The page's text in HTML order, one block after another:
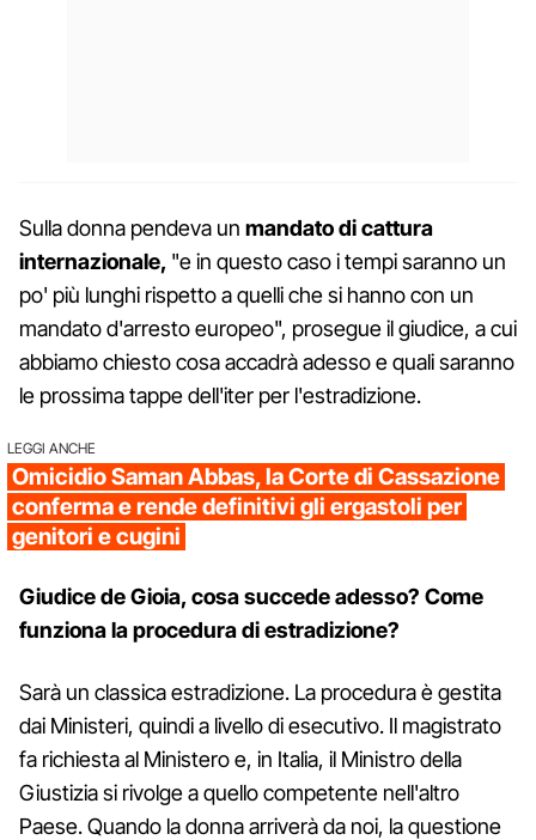
Sulla donna pendeva un mandato di cattura
internazionale, "e in questo caso i tempi saranno un
po' più lunghi rispetto a quelli che si hanno con un
mandato d'arresto europeo", prosegue il giudice, a cui
abbiamo chiesto cosa accadrà adesso e quali saranno
le prossima tappe dell'iter per l'estradizione.
LEGGI ANCHE
Omicidio Saman Abbas, la Corte di Cassazione
conferma e rende definitivi gli ergastoli per
genitori e cugini
Giudice de Gioia, cosa succede adesso? Come
funziona la procedura di estradizione?
Sarà un classica estradizione. La procedura è gestita
dai Ministeri, quindi a livello di esecutivo. Il magistrato
fa richiesta al Ministero e, in Italia, il Ministro della
Giustizia si rivolge a quello competente nell'altro
Paese. Quando la donna arriverà da noi, la questione